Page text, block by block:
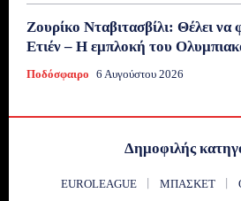
Ζουρίκο Νταβιτασβίλι: Θέλει να
Ετιέν – Η εμπλοκή του
Ποδόσφαιρο 6 Αυγούστου 2026
Δημοφιλής
EUROLEAGUE ΜΠΆΣΚΕΤ